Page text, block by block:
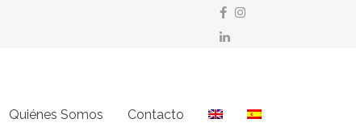
Quiénes Somos Contacto